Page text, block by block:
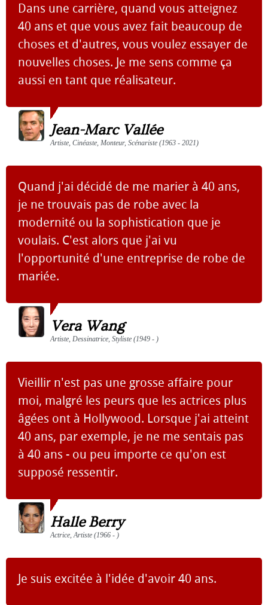
Dans une carrière, quand vous atteignez
40 ans et que vous avez fait beaucoup de
choses et d'autres, vous voulez essayer de
nouvelles choses. Je me sens comme ça
aussi en tant que réalisateur.
Jean-Marc Vallée
Artiste, Cinéaste, Monteur, Scénariste (1963 - 2021)
Quand j'ai décidé de me marier à 40 ans,
je ne trouvais pas de robe avec la
modernité ou la sophistication que je
voulais. C'est alors que j'ai vu
l'opportunité d'une entreprise de robe de
mariée.
Vera Wang
Artiste, Dessinatrice, Styliste (1949 - )
Vieillir n'est pas une grosse affaire pour
moi, malgré les peurs que les actrices plus
âgées ont à Hollywood. Lorsque j'ai atteint
40 ans, par exemple, je ne me sentais pas
à 40 ans - ou peu importe ce qu'on est
supposé ressentir.
Halle Berry
Actrice, Artiste (1966 - )
Je suis excitée à l'idée d'avoir 40 ans.